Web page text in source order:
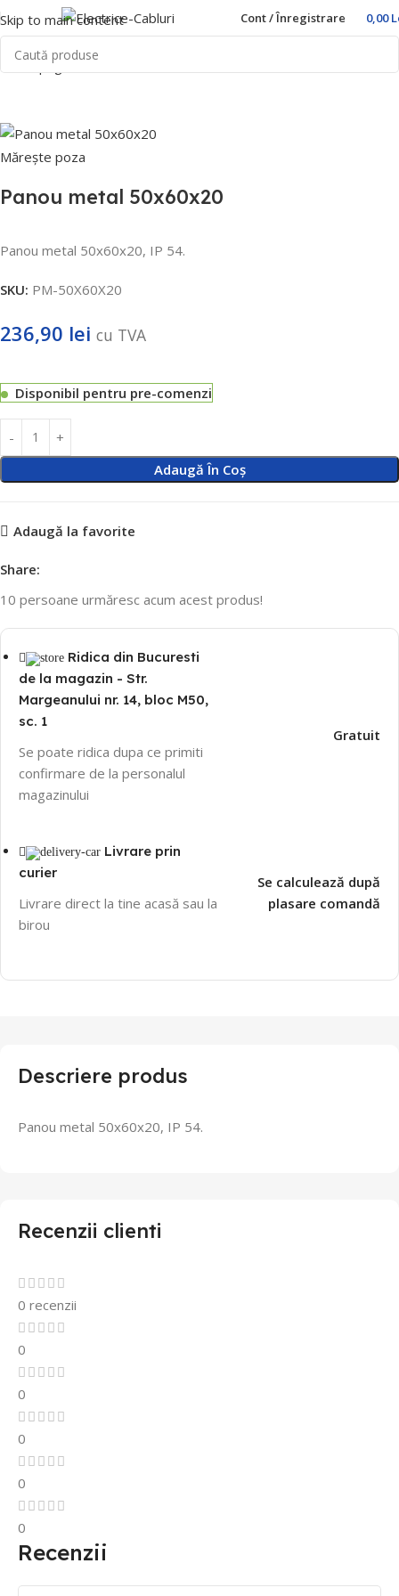
Skip to main content Cont / Înregistrare 0,00
Prima pagină
Mărește poza
Panou metal 50x60x20
Panou metal 50x60x20, IP 54.
SKU: PM-50X60X20
236,90 lei cu TVA
Disponibil pentru pre-comenzi
Adaugă În Coș
Adaugă la favorite
Share:
10 persoane urmăresc acum acest produs!
Ridica din Bucuresti
de la magazin - Str.
Margeanului nr. 14, bloc M50,
sc. 1
Se poate ridica dupa ce primiti
confirmare de la personalul
magazinului
Gratuit
Livrare prin
curier
Livrare direct la tine acasă sau la
birou
Se calculează după
plasare comandă
Descriere produs
Panou metal 50x60x20, IP 54.
Recenzii clienti
0 recenzii
0
0
0
0
0
Recenzii